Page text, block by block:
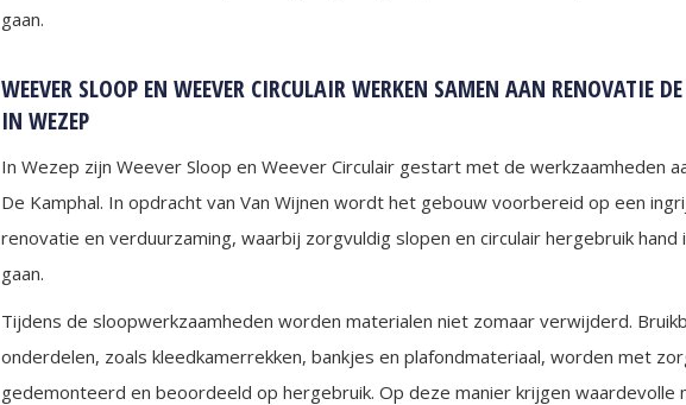
gaan.
WEEVER SLOOP EN WEEVER CIRCULAIR WERKEN SAMEN AAN RENOVATIE
IN WEZEP
In Wezep zijn Weever Sloop en Weever Circulair gestart met de werkzaamheden
De Kamphal. In opdracht van Van Wijnen wordt het gebouw voorbereid op een
renovatie en verduurzaming, waarbij zorgvuldig slopen en circulair hergebruik hand
gaan.
Tijdens de sloopwerkzaamheden worden materialen niet zomaar verwijderd.
onderdelen, zoals kleedkamerrekken, bankjes en plafondmateriaal, worden met
gedemonteerd en beoordeeld op hergebruik. Op deze manier krijgen waardevolle